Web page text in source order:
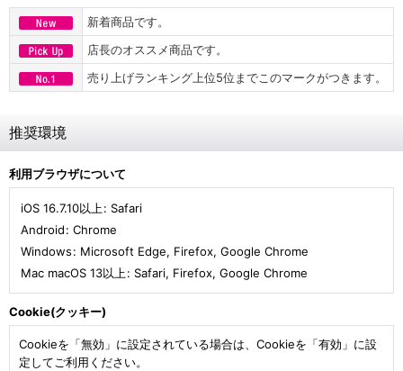
新着商品です。
店長のオススメ商品です。
売り上げランキング上位5位までこのマークがつきます。
推奨環境
利用ブラウザについて
iOS 16.7.10以上: Safari
Android: Chrome
Windows: Microsoft Edge, Firefox, Google Chrome
Mac macOS 13以上: Safari, Firefox, Google Chrome
Cookie(クッキー)
Cookieを「無効」に設定されている場合は、Cookieを「有効」に設
定してご利用ください。